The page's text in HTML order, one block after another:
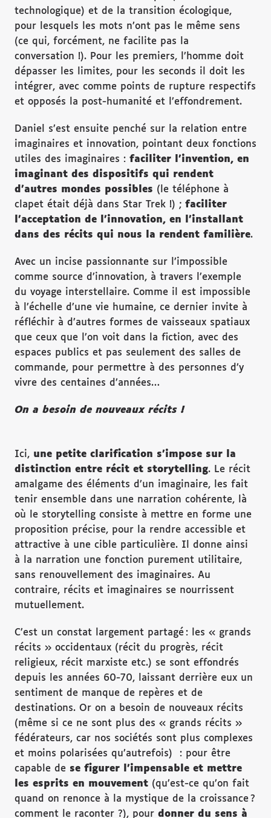
technologique) et de la transition écologique,
pour lesquels les mots n’ont pas le même sens
(ce qui, forcément, ne facilite pas la
conversation !). Pour les premiers, l’homme doit
dépasser les limites, pour les seconds il doit les
intégrer, avec comme points de rupture respectifs
et opposés la post-humanité et l’effondrement.
Daniel s’est ensuite penché sur la relation entre
imaginaires et innovation, pointant deux fonctions
utiles des imaginaires : faciliter l’invention, en
imaginant des dispositifs qui rendent
d’autres mondes possibles (le téléphone à
clapet était déjà dans Star Trek !) ; faciliter
l’acceptation de l’innovation, en l’installant
dans des récits qui nous la rendent familière.
Avec un incise passionnante sur l’impossible
comme source d’innovation, à travers l’exemple
du voyage interstellaire. Comme il est impossible
à l’échelle d’une vie humaine, ce dernier invite à
réfléchir à d’autres formes de vaisseaux spatiaux
que ceux que l’on voit dans la fiction, avec des
espaces publics et pas seulement des salles de
commande, pour permettre à des personnes d’y
vivre des centaines d’années…
On a besoin de nouveaux récits !
Ici, une petite clarification s’impose sur la
distinction entre récit et storytelling. Le récit
amalgame des éléments d’un imaginaire, les fait
tenir ensemble dans une narration cohérente, là
où le storytelling consiste à mettre en forme une
proposition précise, pour la rendre accessible et
attractive à une cible particulière. Il donne ainsi
à la narration une fonction purement utilitaire,
sans renouvellement des imaginaires. Au
contraire, récits et imaginaires se nourrissent
mutuellement.
C’est un constat largement partagé : les « grands
récits » occidentaux (récit du progrès, récit
religieux, récit marxiste etc.) se sont effondrés
depuis les années 60-70, laissant derrière eux un
sentiment de manque de repères et de
destinations. Or on a besoin de nouveaux récits
(même si ce ne sont plus des « grands récits »
fédérateurs, car nos sociétés sont plus complexes
et moins polarisées qu’autrefois) : pour être
capable de se figurer l’impensable et mettre
les esprits en mouvement (qu’est-ce qu’on fait
quand on renonce à la mystique de la croissance ?
comment le raconter ?), pour donner du sens à